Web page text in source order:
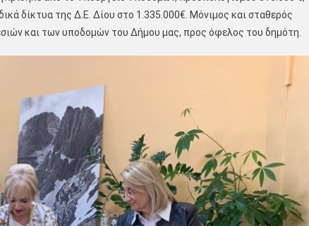
δίκτυα της Δ.Ε. Δίου στο 1.335.000€. Μόνιμος και σταθερός
και των υποδομών του Δήμου μας, προς όφελος του δημότη.